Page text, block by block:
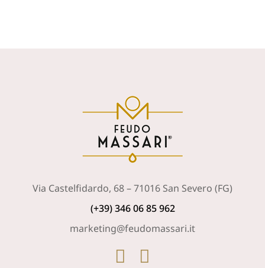
Via Castelfidardo, 68 – 71016 San Severo (FG)
(+39) 346 06 85 962
marketing@feudomassari.it